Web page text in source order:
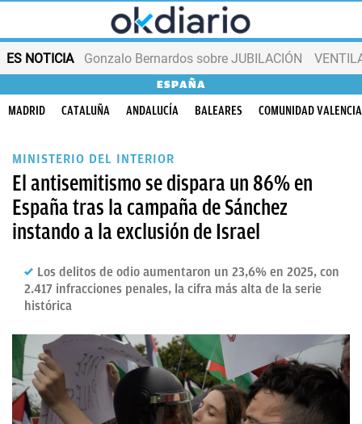
ES NOTICIA Gonzalo Bernardos sobre JUBILACIÓN
ESPAÑA
MADRID CATALUÑA ANDALUCÍA BALEARES COMUNIDAD
MINISTERIO DEL INTERIOR
El antisemitismo se dispara un 86% en
España tras la campaña de Sánchez
instando a la exclusión de Israel
Los delitos de odio aumentaron un 23,6% en 2025, con
2.417 infracciones penales, la cifra más alta de la serie
histórica